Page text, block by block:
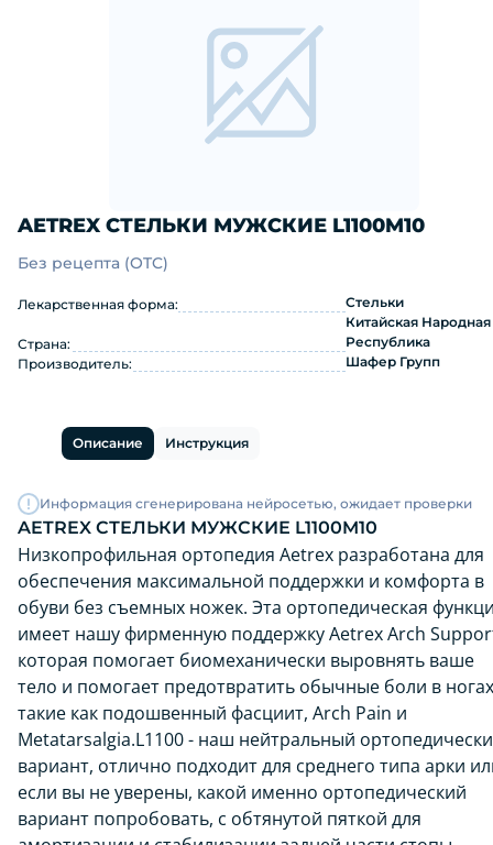
AETREX СТЕЛЬКИ МУЖСКИЕ L1100M10
AETREX СТЕЛЬКИ МУЖСКИЕ
Без рецепта (OTC)
Лекарственная форма: Стельки
Страна:
Китайская Народная
Республика
Производитель:
Шафер Групп
Описание Инструкция
Информация сгенерирована нейросетью, ожидает проверки
AETREX СТЕЛЬКИ МУЖСКИЕ L1100M10
Низкопрофильная ортопедия Aetrex разработана для
обеспечения максимальной поддержки и комфорта в
обуви без съемных ножек. Эта ортопедическая
имеет нашу фирменную поддержку Aetrex Arch
которая помогает биомеханически выровнять ваше
тело и помогает предотвратить обычные боли в
такие как подошвенный фасциит, Arch Pain и
Metatarsalgia.L1100 - наш нейтральный
вариант, отлично подходит для среднего типа арки
если вы не уверены, какой именно ортопедический
вариант попробовать, с обтянутой пяткой для